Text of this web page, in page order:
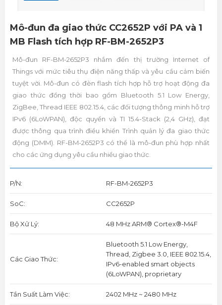
Mô-đun đa giao thức CC2652P với PA và 1
MB Flash tích hợp RF-BM-2652P3
Mô-đun RF-BM-2652P3 nhắm đến thị trường Internet of
Things với mức tiêu thụ điện năng thấp và yêu cầu cảm biến
tuyệt vời. Mô-đun có đèn flash tích hợp hỗ trợ hoạt động đa
giao thức đồng thời bao gồm Bluetooth 5.1 Low Energy,
ZigBee, Thread IEEE 802.15.4, các đối tượng thông minh hỗ trợ
IPv6 (6LoWPAN), độc quyền và TI 15.4-Stack (2,4 GHz), đạt
được thông qua trình điều khiển Trình quản lý đa giao thức
động (DMM). RF-BM-2652P3 có thể là mô-đun phù hợp nhất
cho các ứng dụng yêu cầu nhiều giao thức.
P/N: RF-BM-2652P3
SoC: CC2652P
Bộ Xử Lý: 48 MHz ARM® Cortex®-M4F
Các Giao Thức:
Bluetooth 5.1 Low Energy,
Thread, Zigbee 3.0, IEEE 802.15.4,
IPv6-enabled smart objects
(6LoWPAN), proprietary
Tần Suất Làm Việc: 2402 MHz ~ 2480 MHz